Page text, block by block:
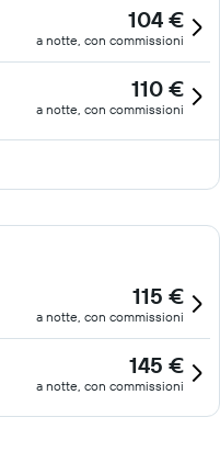
104 €
a notte, con commissioni
110 €
a notte, con commissioni
115 €
a notte, con commissioni
145 €
a notte, con commissioni